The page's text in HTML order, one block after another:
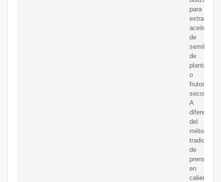
para
extraer
aceite
de
semillas
de
plantas
o
frutos
secos.
A
diferencia
del
método
tradicional
de
prensado
en
caliente,